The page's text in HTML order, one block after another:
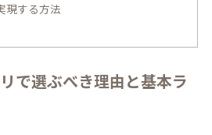
現する方法
で選ぶべき理由と基本ラ